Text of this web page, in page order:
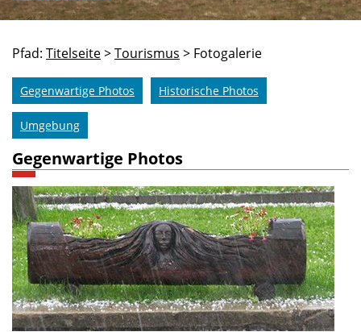
Pfad: Titelseite>Tourismus > Fotogalerie
Gegenwartige Photos Historische Photos
Umgebung
Gegenwartige Photos